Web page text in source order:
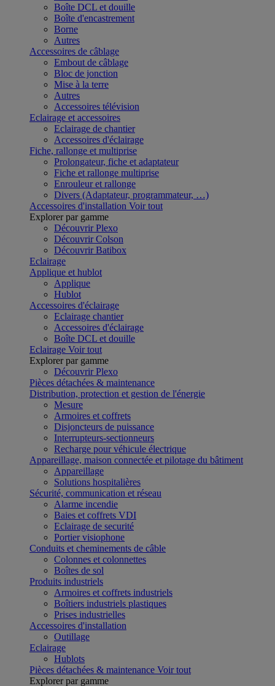
Boîte DCL et douille
Boîte d'encastrement
Borne
Autres
Accessoires de câblage
Embout de câblage
Bloc de jonction
Mise à la terre
Autres
Accessoires télévision
Eclairage et accessoires
Eclairage de chantier
Accessoires d'éclairage
Fiche, rallonge et multiprise
Prolongateur, fiche et adaptateur
Fiche et rallonge multiprise
Enrouleur et rallonge
Divers (Adaptateur, programmateur, …)
Accessoires d'installation Voir tout
Explorer par gamme
Découvrir Plexo
Découvrir Colson
Découvrir Batibox
Eclairage
Applique et hublot
Applique
Hublot
Accessoires d'éclairage
Eclairage chantier
Accessoires d'éclairage
Boîte DCL et douille
Eclairage Voir tout
Explorer par gamme
Découvrir Plexo
Pièces détachées & maintenance
Distribution, protection et gestion de l'énergie
Mesure
Armoires et coffrets
Disjoncteurs de puissance
Interrupteurs-sectionneurs
Recharge pour véhicule électrique
Appareillage, maison connectée et pilotage du bâtiment
Appareillage
Solutions hospitalières
Sécurité, communication et réseau
Alarme incendie
Baies et coffrets VDI
Eclairage de securité
Portier visiophone
Conduits et cheminements de câble
Colonnes et colonnettes
Boîtes de sol
Produits industriels
Armoires et coffrets industriels
Boîtiers industriels plastiques
Prises industrielles
Accessoires d'installation
Outillage
Eclairage
Hublots
Pièces détachées & maintenance Voir tout
Explorer par gamme